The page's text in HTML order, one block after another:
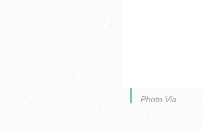
Photo Via